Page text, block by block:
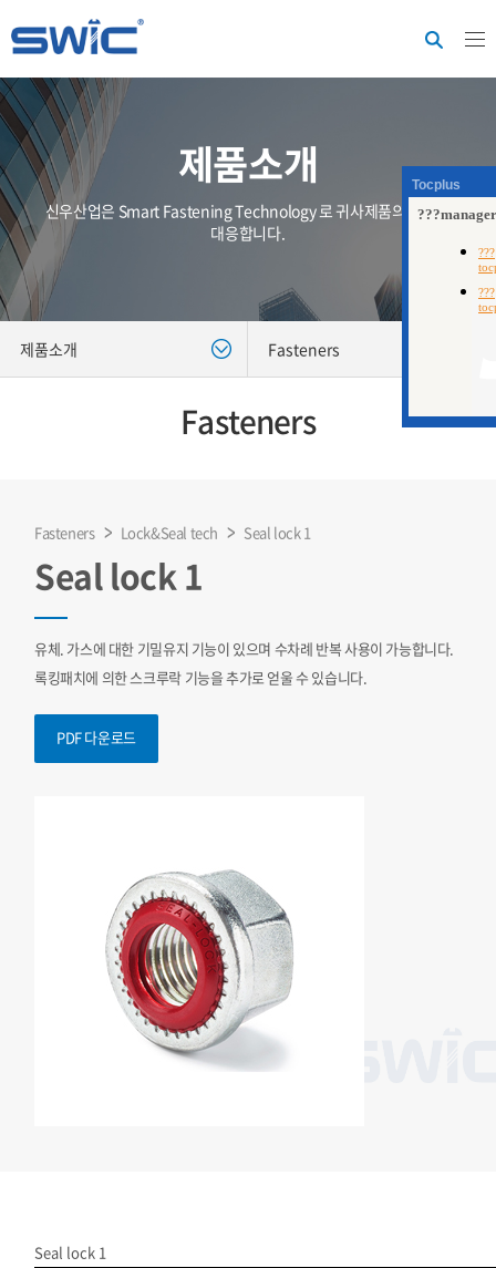
제품소개
신우산업은 Smart Fastening Technology 로 귀사제품의 가치에
대응합니다.
제품소개 Fasteners
Fasteners
Fasteners Lock&Seal tech Seal lock 1
Seal lock 1
유체. 가스에 대한 기밀유지 기능이 있으며 수차례 반복 사용이 가능합니다.
록킹패치에 의한 스크루락 기능을 추가로 얻울 수 있습니다.
PDF 다운로드
Seal lock 1
Tocplus